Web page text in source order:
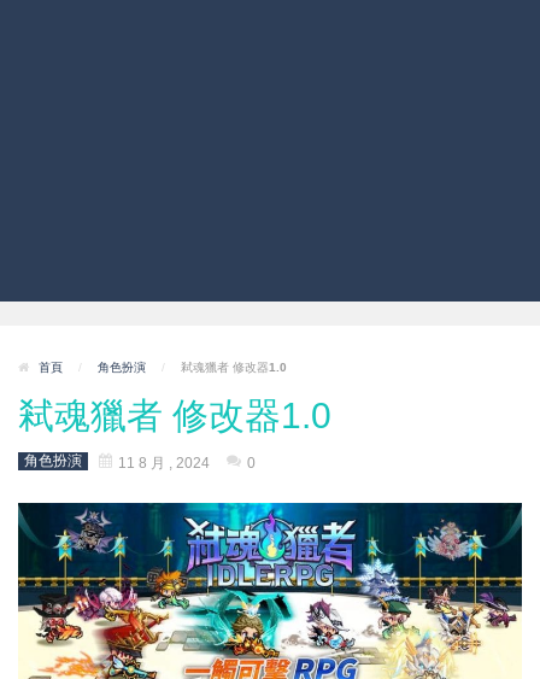
首頁 / 角色扮演 / 弒魂獵者 修改器1.0
弒魂獵者 修改器1.0
角色扮演 11 8 月 , 2024 0